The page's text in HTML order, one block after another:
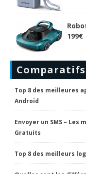
Comparatifs
Top 8 des meilleures
Android
Envoyer un SMS – Les
Gratuits
Top 8 des meilleurs